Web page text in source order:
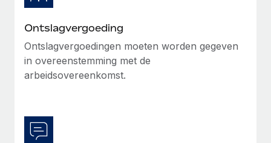
Ontslagvergoeding
Ontslagvergoedingen moeten worden gegeven
in overeenstemming met de
arbeidsovereenkomst.